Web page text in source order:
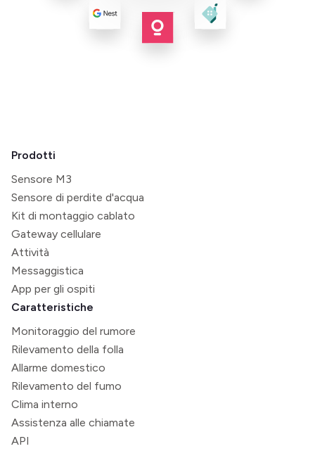
Prodotti
Sensore M3
Sensore di perdite d'acqua
Kit di montaggio cablato
Gateway cellulare
Attività
Messaggistica
App per gli ospiti
Caratteristiche
Monitoraggio del rumore
Rilevamento della folla
Allarme domestico
Rilevamento del fumo
Clima interno
Assistenza alle chiamate
API